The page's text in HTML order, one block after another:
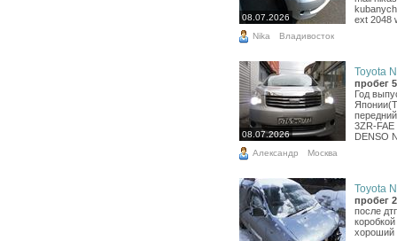
08.07.2026
ext 2048
Nika Владивосток
08.07.2026
Toyota
пробег
Год
3ZR-FAE
DENSO
Александр Москва
Toyota
пробег
после
хороший